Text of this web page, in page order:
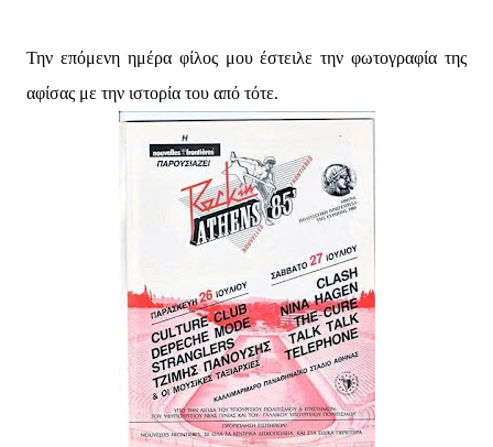
Την επόμενη ημέρα φίλος μου έστειλε την φωτογραφία της
αφίσας με την ιστορία του από τότε.